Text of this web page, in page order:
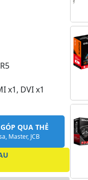
x1, DVI x1
QUA THẺ
Master, JCB